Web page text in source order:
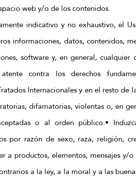
web y/o de los contenidos.
indicativo y no exhaustivo, el
informaciones, datos, contenidos,
software y, en general,
contra los derechos
Internacionales y en el resto
difamatorias, violentas o, en
o al orden público.•
por razón de sexo, raza, religión,
a productos, elementos, mensajes y/
a la ley, a la moral y a las